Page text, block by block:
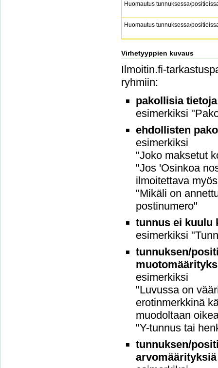
Huomautus tunnuksessa/
Huomautus tunnuksessa/
Virhetyyppien kuvaus
Ilmoitin.fi-
ryhmiin:
pakollisia
esimerkiksi
ehdollisten
esimerkiksi
"Joko maksetut
"Jos 'Osinkoa
ilmoitettava
"Mikäli on
postinumero"
tunnus ei kuulu
esimerkiksi
tunnuksen/
esimerkiksi
"Luvussa on
erotinmerkkinä
muodoltaan
"Y-tunnus tai
tunnuksen/
arvomäärityksiä